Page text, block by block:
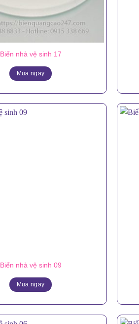
Biển nhà vệ sinh 17
Mua ngay
Biển nhà vệ sinh 09
Mua ngay